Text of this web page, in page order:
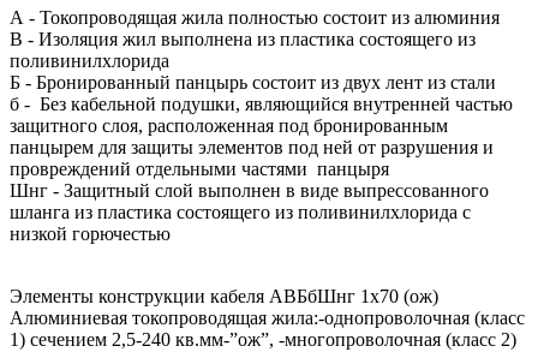
А - Токопроводящая жила полностью состоит из алюминия
В - Изоляция жил выполнена из пластика состоящего из
поливинилхлорида
Б - Бронированный панцырь состоит из двух лент из стали
б - Без кабельной подушки, являющийся внутренней частью
защитного слоя, расположенная под бронированным
панцырем для защиты элементов под ней от разрушения и
провреждений отдельными частями панцыря
Шнг - Защитный слой выполнен в виде выпрессованного
шланга из пластика состоящего из поливинилхлорида с
низкой горючестью
Элементы конструкции кабеля АВБбШнг 1х70 (ож)
Алюминиевая токопроводящая жила:-однопроволочная (класс
1) сечением 2,5-240 кв.мм-”ож”, -многопроволочная (класс 2)